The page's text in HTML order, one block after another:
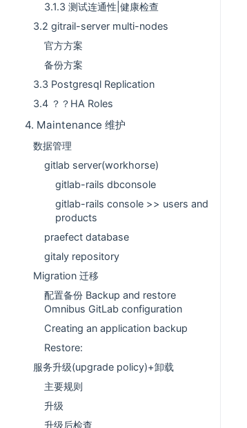
3.1.3 测试连通性|健康检查
3.2 gitrail-server multi-nodes
官方方案
备份方案
3.3 Postgresql Replication
3.4 ？？HA Roles
4. Maintenance 维护
数据管理
gitlab server(workhorse)
gitlab-rails dbconsole
gitlab-rails console >> users and
products
praefect database
gitaly repository
Migration 迁移
配置备份 Backup and restore
Omnibus GitLab configuration
Creating an application backup
Restore:
服务升级(upgrade policy)+卸载
主要规则
升级
升级后检查